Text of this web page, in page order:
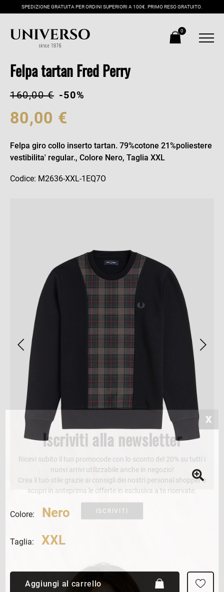
SPEDIZIONE GRATUITA PER ORDINI SUPERIORI A 100€. PRIMO RESO GRATUITO.
0
Felpa tartan Fred Perry
160,00 € -50%
80,00 €
Felpa giro collo inserto tartan. 79%cotone 21%poliestere
vestibilita' regular., Colore Nero, Taglia XXL
Codice: M2636-XXL-1EQ7O
Colore: Nero
Taglia: XXL
Aggiungi al carrello
Iscriviti alla newsletter
Ricevi subito il tuo promocode con lo sconto del 20% su tutti i
nuovi arrivi utilizzabile anche in negozio!
Crea il tuo stile grazie ai consigli dei nostri personal shopper e
scopri in anteprima le offerte in esclusiva a te riservate.
ISCRIVITI